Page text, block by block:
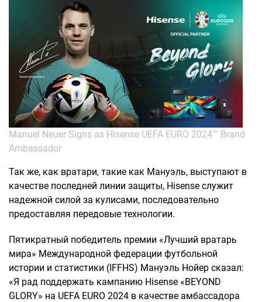
Manuel Neuer Signs as Hisense UEFA EURO 2024™ Brand
Ambassador
Так же, как вратари, такие как Мануэль, выступают в
качестве последней линии защиты, Hisense служит
надежной силой за кулисами, последовательно
предоставляя передовые технологии.
Пятикратный победитель премии «Лучший вратарь
мира» Международной федерации футбольной
истории и статистики (IFFHS) Мануэль Нойер сказал:
«Я рад поддержать кампанию Hisense «BEYOND
GLORY» на UEFA EURO 2024 в качестве амбассадора